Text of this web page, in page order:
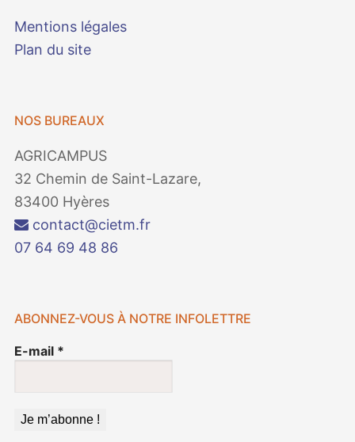
Mentions légales
Plan du site
NOS BUREAUX
AGRICAMPUS
32 Chemin de Saint-Lazare,
83400 Hyères
contact@cietm.fr
07 64 69 48 86
ABONNEZ-VOUS À NOTRE INFOLETTRE
E-mail *